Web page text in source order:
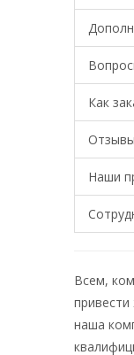
Как
Наши
Всем,
наша